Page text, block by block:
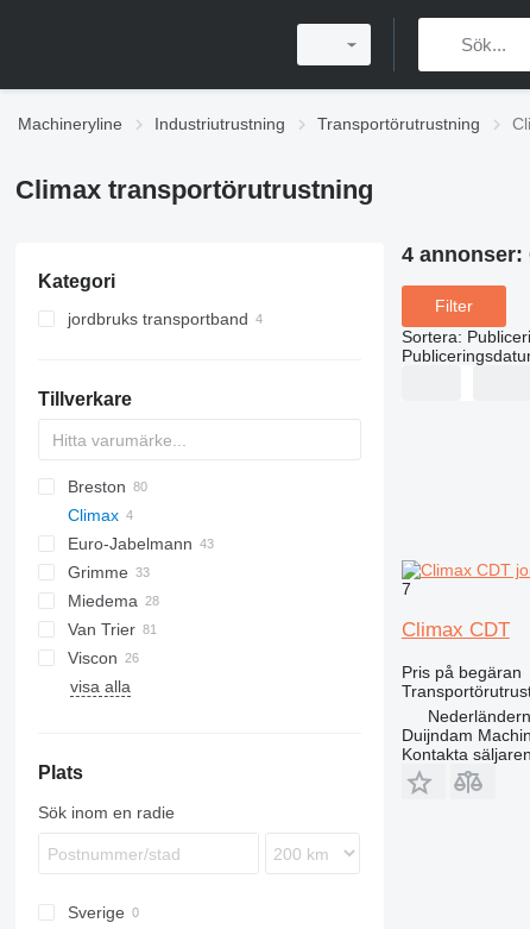
Machineryline Industriutrustning Transportörutrustning
Climax transportörutrustning
Kategori
jordbruks transportband
Tillverkare
BM
Breston
Climax
Euro-Jabelmann
Grimme
SE
SL
Miedema
LBV
MC
SB
Van Trier
Viscon
W-series
visa alla
Plats
Sök inom en radie
Sverige
4 annonser:
Filter
Sortera:
7
Climax CDT
Pris på begäran
Duijndam
Kontakta säljaren